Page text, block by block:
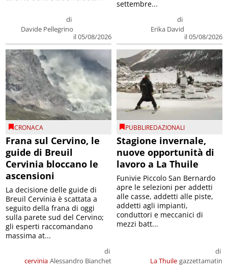
di
Davide Pellegrino
il 05/08/2026
di
Erika David
il 05/08/2026
settembre...
CRONACA
Frana sul Cervino, le
guide di Breuil
Cervinia bloccano le
ascensioni
cervinia
di
Alessandro Bianchet
La decisione delle guide di
Breuil Cervinia è scattata a
seguito della frana di oggi
sulla parete sud del Cervino;
gli esperti raccomandano
massima at...
PUBBLIREDAZIONALI
Stagione invernale,
nuove opportunità di
lavoro a La Thuile
La Thuile
di
gazzettamatin
Funivie Piccolo San Bernardo
apre le selezioni per addetti
alle casse, addetti alle piste,
addetti agli impianti,
conduttori e meccanici di
mezzi batt...